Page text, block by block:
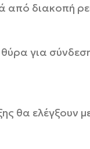
από διακοπή
για
θα ελέγξουν